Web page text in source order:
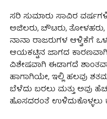
ಸರಿ ಸುಮಾರು ಸಾವಿರ
ಅಜಿಲರು, ಚೌಟರು, ತೋಳಹರು,
ನಾನಾ ರಾಜರುಗಳ ಆಳ್ವಿಕೆಗೆ
ಆಯಕಟ್ಟಿನ ಜಾಗದ
ವಿಶೇಷವಾಗಿ ಈಡಾಗದೆ
ಹಾಗಾಗಿಯೇ, ಇಲ್ಲಿ ಹಲವು
ಬೆಳೆದು ಬರಲು ಮತ್ತು ಅವು
ಹೊಸದರಂತೆ ಉಳಿದುಕೊಳ್ಳಲು